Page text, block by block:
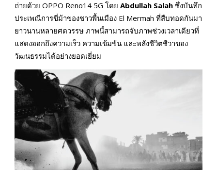
ถ่ายด้วย OPPO Reno14 5G โดย Abdullah Salah ซึ่งบันทึก
ประเพณีการขี่ม้าของชาวพื้นเมือง El Mermah ที่สืบทอดกันมา
ยาวนานหลายศตวรรษ ภาพนี้สามารถจับภาพช่วงเวลาเดียวที่
แสดงออกถึงความเร็ว ความเข้มข้น และพลังชีวิตชีวาของ
วัฒนธรรมได้อย่างยอดเยี่ยม